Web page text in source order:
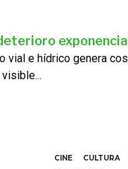
vial e hídrico genera
CINE CULTURA